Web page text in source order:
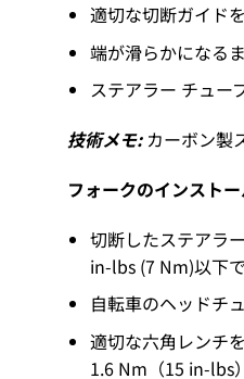
適切な切断ガイド
端が滑らかになる
ステアラー チュー
技術メモ:カーボン製
フォークのインスト
切断したステアラ
in-lbs (7 Nm)以下
自転車のヘッドチ
適切な六角レンチ
1.6 Nm（15 in-lbs